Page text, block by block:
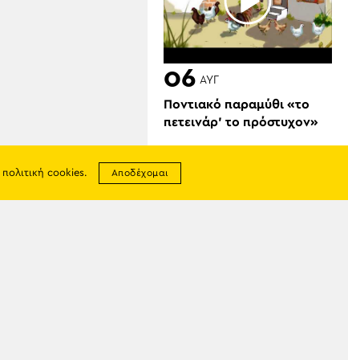
06 ΑΥΓ
Ποντιακό παραμύθι «το
πετεινάρ’ το πρόστυχον»
πολιτική cookies. Αποδέχομαι